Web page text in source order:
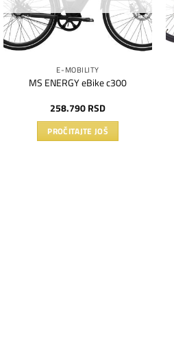
E-MOBILITY
MS ENERGY eBike c300
258.790RSD
PROČITAJTE JOŠ